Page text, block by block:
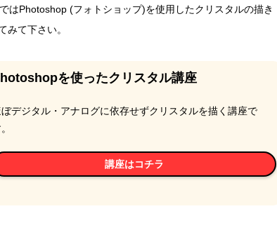
はPhotoshop (フォトショップ)を使用したクリスタルの描き
みて下さい。
を使ったクリスタル講座
デジタル・アナログに依存せずクリスタルを描く講座で
講座はコチラ